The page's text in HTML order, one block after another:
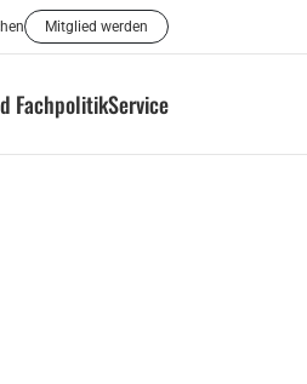
Mitglied werden
FachpolitikService